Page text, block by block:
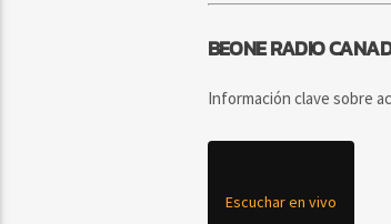
BEONE RADIO
Información clave sobre
Escuchar en vivo